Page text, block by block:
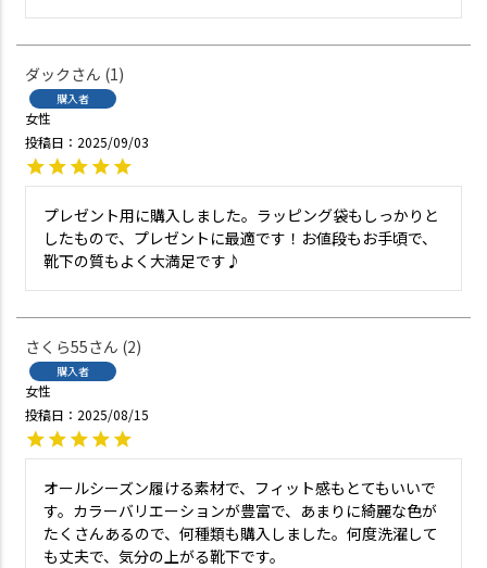
ダック 1
購入者
女性
投稿日
2025/09/03
プレゼント用に購入しました。ラッピング袋もしっかりと
したもので、プレゼントに最適です！お値段もお手頃で、
靴下の質もよく大満足です♪
さくら55 2
購入者
女性
投稿日
2025/08/15
オールシーズン履ける素材で、フィット感もとてもいいで
す。カラーバリエーションが豊富で、あまりに綺麗な色が
たくさんあるので、何種類も購入しました。何度洗濯して
も丈夫で、気分の上がる靴下です。